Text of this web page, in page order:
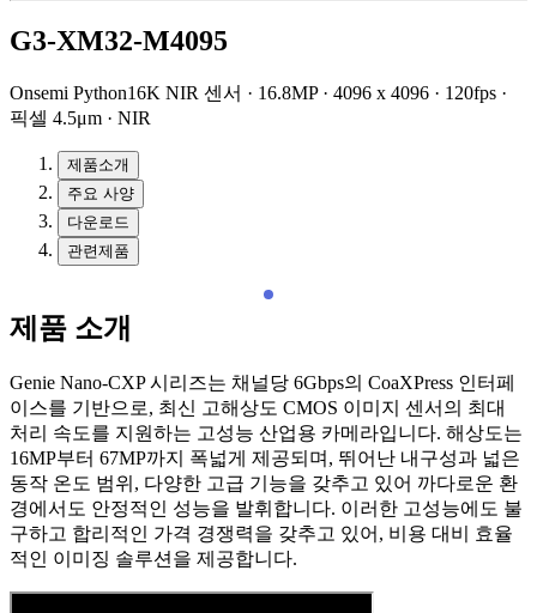
G3-XM32-M4095
Onsemi Python16K NIR 센서 · 16.8MP · 4096 x 4096 · 120fps ·
픽셀 4.5μm · NIR
제품소개
주요 사양
다운로드
관련제품
제품 소개
Genie Nano-CXP 시리즈는 채널당 6Gbps의 CoaXPress 인터페
이스를 기반으로, 최신 고해상도 CMOS 이미지 센서의 최대
처리 속도를 지원하는 고성능 산업용 카메라입니다. 해상도는
16MP부터 67MP까지 폭넓게 제공되며, 뛰어난 내구성과 넓은
동작 온도 범위, 다양한 고급 기능을 갖추고 있어 까다로운 환
경에서도 안정적인 성능을 발휘합니다. 이러한 고성능에도 불
구하고 합리적인 가격 경쟁력을 갖추고 있어, 비용 대비 효율
적인 이미징 솔루션을 제공합니다.